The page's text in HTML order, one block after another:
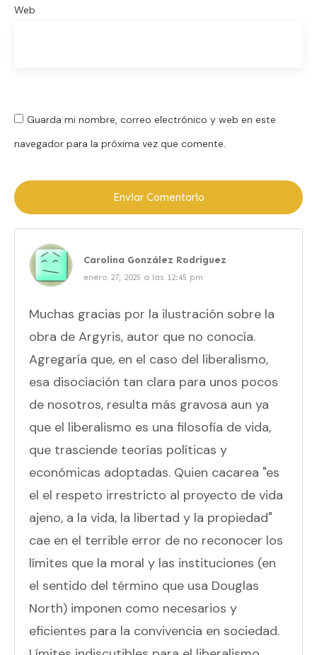
Web
Guarda mi nombre, correo electrónico y web en este
navegador para la próxima vez que comente.
Enviar Comentario
Carolina González Rodriguez
enero 27, 2025 a las 12:45 pm
Muchas gracias por la ilustración sobre la
obra de Argyris, autor que no conocía.
Agregaría que, en el caso del liberalismo,
esa disociación tan clara para unos pocos
de nosotros, resulta más gravosa aun ya
que el liberalismo es una filosofía de vida,
que trasciende teorías políticas y
económicas adoptadas. Quien cacarea "es
el el respeto irrestricto al proyecto de vida
ajeno, a la vida, la libertad y la propiedad"
cae en el terrible error de no reconocer los
límites que la moral y las instituciones (en
el sentido del término que usa Douglas
North) imponen como necesarios y
eficientes para la convivencia en sociedad.